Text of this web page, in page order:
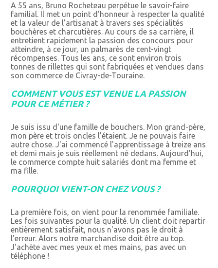
A 55 ans, Bruno Rocheteau perpétue le savoir-faire
familial. Il met un point d'honneur à respecter la qualité
et la valeur de l'artisanat à travers ses spécialités
bouchères et charcutières. Au cours de sa carrière, il
entretient rapidement la passion des concours pour
atteindre, à ce jour, un palmarès de cent-vingt
récompenses. Tous les ans, ce sont environ trois
tonnes de rillettes qui sont fabriquées et vendues dans
son commerce de Civray-de-Touraine.
COMMENT VOUS EST VENUE LA PASSION
POUR CE MÉTIER ?
Je suis issu d'une famille de bouchers. Mon grand-père,
mon père et trois oncles l'étaient. Je ne pouvais faire
autre chose. J'ai commencé l'apprentissage à treize ans
et demi mais je suis réellement né dedans. Aujourd'hui,
le commerce compte huit salariés dont ma femme et
ma fille.
POURQUOI VIENT-ON CHEZ VOUS ?
La première fois, on vient pour la renommée familiale.
Les fois suivantes pour la qualité. Un client doit repartir
entièrement satisfait, nous n'avons pas le droit à
l'erreur. Alors notre marchandise doit être au top.
J'achète avec mes yeux et mes mains, pas avec un
téléphone !